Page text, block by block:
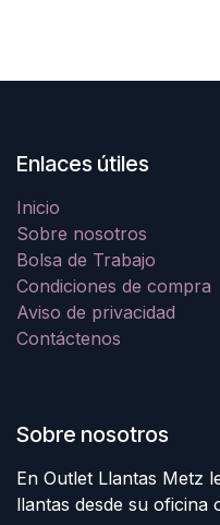
Enlaces útiles
Inicio
Sobre nosotros
Bolsa de Trabajo
Condiciones de compra
Aviso de privacidad
Contáctenos
Sobre nosotros
En Outlet Llantas Metz
llantas desde su oficina